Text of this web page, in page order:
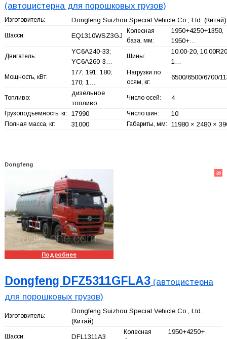
(автоцистерна для порошковых грузов)
Изготовитель: Dongfeng Suizhou Special Vehicle Co., Ltd. (Китай)
Шасси: EQ1310WSZ3GJ
Колесная
база, мм:
1950+4250+1350,
1950+…
Двигатель:
YC6A240-33;
YC6A260-3…
Шины:
10.00-20,
1…
Мощность, кВт:
177; 191; 180;
170; 1…
Нагрузки по
осям, кг:
6500/6500/6700/
Топливо:
дизельное
топливо
Число осей: 4
Грузоподъемность, кг: 17990 Число шин: 10
Полная масса, кг: 31000 Габариты, мм: 11980 × 2480 ×
Dongfeng
26
Подробнее
Dongfeng DFZ5311GFLA3(автоцистерна
для порошковых грузов)
Изготовитель:
Dongfeng Suizhou Special Vehicle Co., Ltd.
(Китай)
Шасси: DFL1311A3
Колесная
1950+4250+